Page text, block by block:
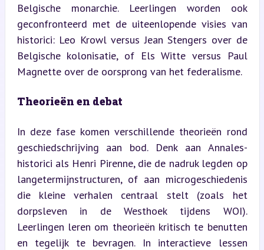
Belgische monarchie. Leerlingen worden ook
geconfronteerd met de uiteenlopende visies van
historici: Leo Krowl versus Jean Stengers over de
Belgische kolonisatie, of Els Witte versus Paul
Magnette over de oorsprong van het federalisme.
Theorieën en debat
In deze fase komen verschillende theorieën rond
geschiedschrijving aan bod. Denk aan Annales-
historici als Henri Pirenne, die de nadruk legden op
langetermijnstructuren, of aan microgeschiedenis
die kleine verhalen centraal stelt (zoals het
dorpsleven in de Westhoek tijdens WOI).
Leerlingen leren om theorieën kritisch te benutten
en tegelijk te bevragen. In interactieve lessen